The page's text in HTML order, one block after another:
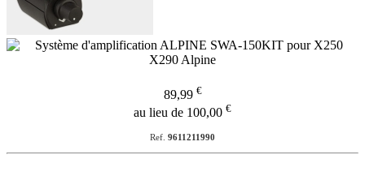
89,99 €
au lieu de 100,00 €
Ref. 9611211990